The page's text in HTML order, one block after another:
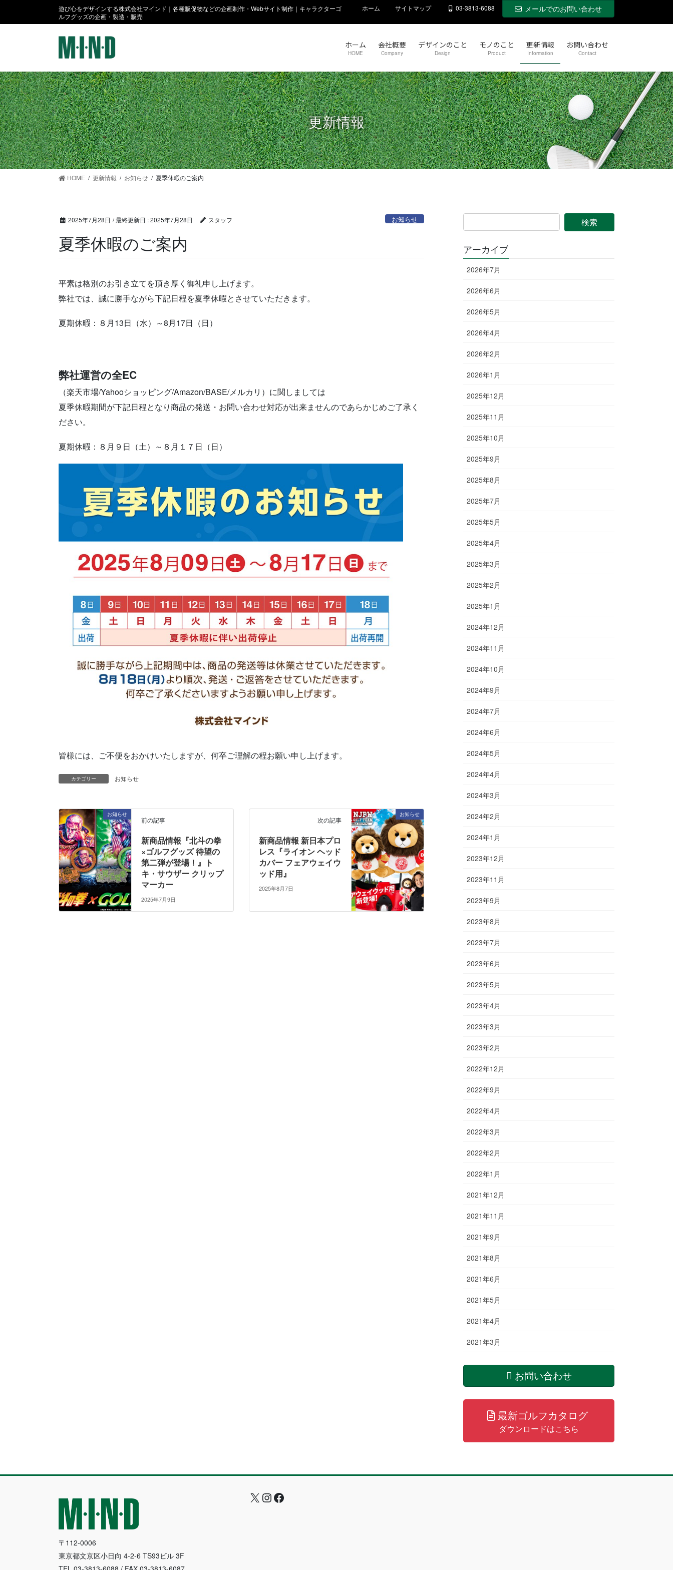
移
動
ン
に
移
動
遊び心をデザインする株式会社マインド｜各種販促物などの企画制作・Webサイト制作｜キャラクターゴ
ルフグッズの企画・製造・販売
ホーム サイトマップ 03-3813-6088 メールでのお問い合わせ
ホーム
HOME
会社概要
Company
デザインのこと
Design
モノのこと
Product
更新情報
Information
お問い合わせ
Contact
更新情報
HOME 更新情報 お知らせ 夏季休暇のご案内
2025年7月28日 / 最終更新日 :2025年7月28日 スタッフ お知らせ
夏季休暇のご案内
平素は格別のお引き立てを頂き厚く御礼申し上げます。
弊社では、誠に勝手ながら下記日程を夏季休暇とさせていただきます。
夏期休暇：８月13日（水）～8月17日（日）
弊社運営の全EC
（楽天市場/Yahooショッピング/Amazon/BASE/メルカリ）に関しましては
夏季休暇期間が下記日程となり商品の発送・お問い合わせ対応が出来ませんのであらかじめご了承く
ださい。
夏期休暇：８月９日（土）～８月１７日（日）
皆様には、ご不便をおかけいたしますが、何卒ご理解の程お願い申し上げます。
カテゴリー お知らせ
お知らせ
前の記事
新商品情報『北斗の拳
×ゴルフグッズ 待望の
第二弾が登場！』ト
キ・サウザー クリップ
マーカー
2025年7月9日
お知らせ
次の記事
新商品情報 新日本プロ
レス『ライオン ヘッド
カバー フェアウェイウ
ッド用』
2025年8月7日
アーカイブ
2026年7月
2026年6月
2026年5月
2026年4月
2026年2月
2026年1月
2025年12月
2025年11月
2025年10月
2025年9月
2025年8月
2025年7月
2025年5月
2025年4月
2025年3月
2025年2月
2025年1月
2024年12月
2024年11月
2024年10月
2024年9月
2024年7月
2024年6月
2024年5月
2024年4月
2024年3月
2024年2月
2024年1月
2023年12月
2023年11月
2023年9月
2023年8月
2023年7月
2023年6月
2023年5月
2023年4月
2023年3月
2023年2月
2022年12月
2022年9月
2022年4月
2022年3月
2022年2月
2022年1月
2021年12月
2021年11月
2021年9月
2021年8月
2021年6月
2021年5月
2021年4月
2021年3月
お問い合わせ
最新ゴルフカタログ
ダウンロードはこちら
〒112-0006
東京都文京区小日向 4-2-6 TS93ビル 3F
X Instagram
Facebook